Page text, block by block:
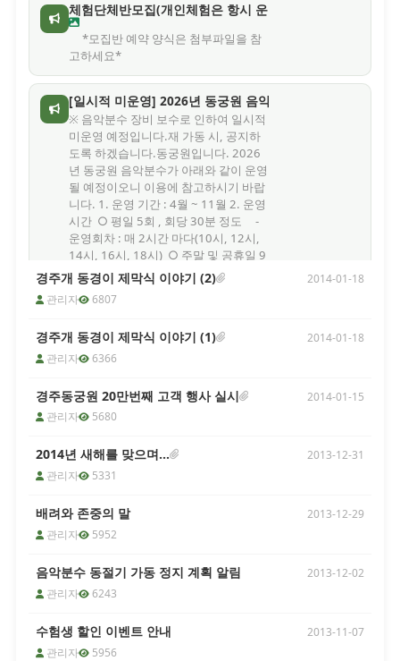
체험단체반모집(개인체험은 항시 운영중)
*모집반 예약 양식은 첨부파일을 참
고하세요*
[일시적 미운영] 2026년 동궁원 음악분수 가동 관련
※ 음악분수 장비 보수로 인하여 일시적
미운영 예정입니다.재 가동 시, 공지하
도록 하겠습니다.동궁원입니다. 2026
년 동궁원 음악분수가 아래와 같이 운영
될 예정이오니 이용에 참고하시기 바랍
니다. 1. 운영 기간 : 4월 ~ 11월 2. 운영
시간 ○ 평일 5회 , 회당 30분 정도 -
운영회차 : 매 2시간 마다(10시, 12시,
14시, 16시, 18시) ○ 주말 및 공휴일 9
회 , 회당 30분 정도 - 운영회차 : 매 1
시간 마다(10시 ~ 18시) ※ 운영 기간
및 시간 등은 날씨나 동궁원 사정에 따
씨 등에 따른 미운영 사유 등 - 동절기
(통상 12월 ~ 차년도 3월) - 기상청 기
포함), 주의보(예비포함) 등 발령 시 -
기타 동궁원에서 음악분수 운영이 적절
하지 않다고 판단될 시 4. 기타 유의사
로 인한 환불은 불가함 - 분수 특성 상
낙수로 인한 피해(옷젖음 등)가 있을 수
[여름시즌 7~8월] 라원 현장(오프라인) 입장료 요금 할인 안
인) 라원 입장객을 대상으로 여름시즌
입장료 요금 안내드리니 참고하시기 바
라원 현장(오프라인) 입장객 - 문 의 :
054-742-5505
경주개 동경이 제막식 이야기 (2)
2014-01-18
관리자
6807
경주개 동경이 제막식 이야기 (1)
2014-01-18
관리자
6366
경주동궁원 20만번째 고객 행사 실시
2014-01-15
관리자
5680
2014년 새해를 맞으며...
2013-12-31
관리자
5331
배려와 존중의 말
2013-12-29
관리자
5952
음악분수 동절기 가동 정지 계획 알림
2013-12-02
관리자
6243
수험생 할인 이벤트 안내
2013-11-07
관리자
5956